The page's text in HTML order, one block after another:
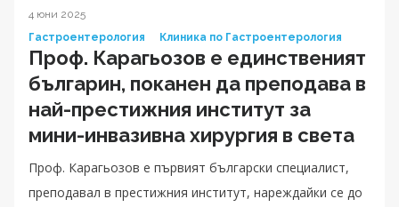
4 юни 2025
Гастроентерология
Клиника по Гастроентерология
Проф. Карагьозов е единственият
българин, поканен да преподава в
най-престижния институт за
мини-инвазивна хирургия в света
Проф. Карагьозов е първият български специалист,
преподавал в престижния институт, нареждайки се до